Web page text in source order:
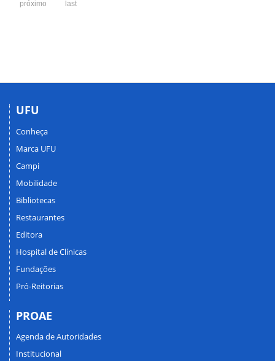
próximo last
UFU
Conheça
Marca UFU
Campi
Mobilidade
Bibliotecas
Restaurantes
Editora
Hospital de Clínicas
Fundações
Pró-Reitorias
PROAE
Agenda de Autoridades
Institucional